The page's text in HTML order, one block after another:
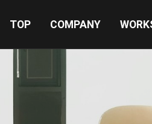
TOP COMPANY